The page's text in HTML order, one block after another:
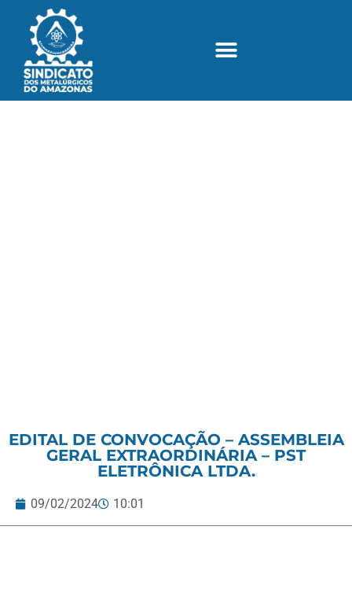
EDITAL DE CONVOCAÇÃO – ASSEMBLEIA
GERAL EXTRAORDINÁRIA – PST
ELETRÔNICA LTDA.
09/02/2024 10:01